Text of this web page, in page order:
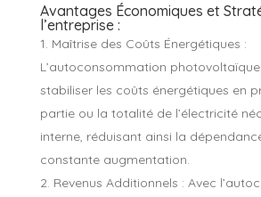
Avantages Économiques et
l’entreprise :
Maîtrise des Coûts Énergétiques :
L’autoconsommation
stabiliser les coûts énergétiques en
partie ou la totalité de l’électricité
interne, réduisant ainsi la
constante augmentation.
Revenus Additionnels : Avec